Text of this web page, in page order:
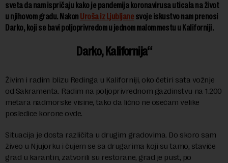
sveta da nam ispričaju kako je pandemija koronavirusa uticala na život
u njihovom gradu. Nakon Uroša iz Ljubljane svoje iskustvo nam prenosi
Darko, koji se bavi poljoprivredom u jednom malom mestu u Kaliforniji.
Darko, Kalifornija
Živim i radim blizu Redinga u Kaliforniji, oko četiri sata vožnje
od Sakramenta. Radim na poljoprivrednom gazdinstvu na 1.200
metara nadmorske visine, tako da lično ne osećam velike
posledice korone ovde.
Situacija je dosta različita u drugim gradovima. Do skoro sam
živeo u Njujorku i čujem se sa drugarima koji su tamo, staviće
grad u karantin, zatvorili su restorane, grad je pust, po